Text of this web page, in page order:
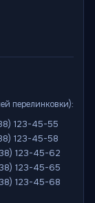
перелинковки):
123-45-55
123-45-58
123-45-62
123-45-65
123-45-68